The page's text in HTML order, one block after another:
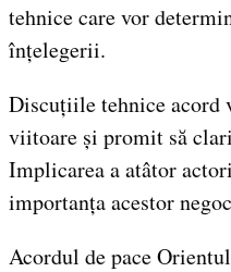
tehnice care vor
înțelegerii.
Discuțiile tehnice acord
viitoare și promit să
Implicarea a atâtor
importanța acestor
Acordul de pace